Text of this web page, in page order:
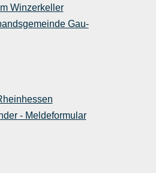
Winzerkeller
Gau-
- Meldeformular